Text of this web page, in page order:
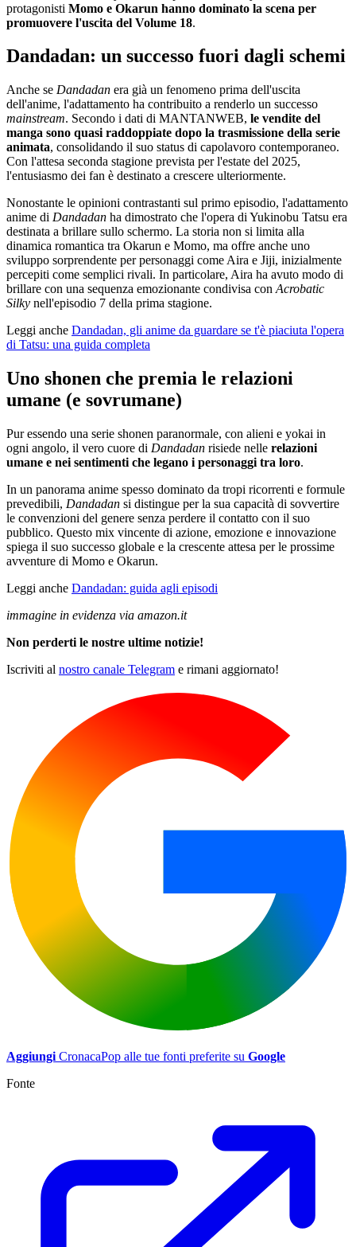
protagonisti Momo e Okarun hanno dominato la scena per
promuovere l'uscita del Volume 18.
Dandadan: un successo fuori dagli schemi
Anche se Dandadan era già un fenomeno prima dell'uscita
dell'anime, l'adattamento ha contribuito a renderlo un successo
mainstream. Secondo i dati di MANTANWEB, le vendite del
manga sono quasi raddoppiate dopo la trasmissione della serie
animata, consolidando il suo status di capolavoro contemporaneo.
Con l'attesa seconda stagione prevista per l'estate del 2025,
l'entusiasmo dei fan è destinato a crescere ulteriormente.
Nonostante le opinioni contrastanti sul primo episodio, l'adattamento
anime di Dandadan ha dimostrato che l'opera di Yukinobu Tatsu era
destinata a brillare sullo schermo. La storia non si limita alla
dinamica romantica tra Okarun e Momo, ma offre anche uno
sviluppo sorprendente per personaggi come Aira e Jiji, inizialmente
percepiti come semplici rivali. In particolare, Aira ha avuto modo di
brillare con una sequenza emozionante condivisa con Acrobatic
Silky nell'episodio 7 della prima stagione.
Leggi anche Dandadan, gli anime da guardare se t'è piaciuta l'opera
di Tatsu: una guida completa
Uno shonen che premia le relazioni
umane (e sovrumane)
Pur essendo una serie shonen paranormale, con alieni e yokai in
ogni angolo, il vero cuore di Dandadan risiede nelle relazioni
umane e nei sentimenti che legano i personaggi tra loro.
In un panorama anime spesso dominato da tropi ricorrenti e formule
prevedibili, Dandadan si distingue per la sua capacità di sovvertire
le convenzioni del genere senza perdere il contatto con il suo
pubblico. Questo mix vincente di azione, emozione e innovazione
spiega il suo successo globale e la crescente attesa per le prossime
avventure di Momo e Okarun.
Leggi anche Dandadan: guida agli episodi
immagine in evidenza via amazon.it
Non perderti le nostre ultime notizie!
Iscriviti al nostro canale Telegram e rimani aggiornato!
Aggiungi CronacaPop alle tue fonti preferite su Google
Fonte